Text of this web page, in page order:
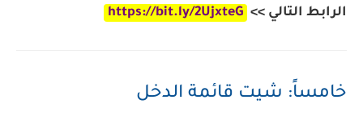
الرابط التالي >> https://bit.ly/2UjxteG
خامساً: شيت قائمة الدخل